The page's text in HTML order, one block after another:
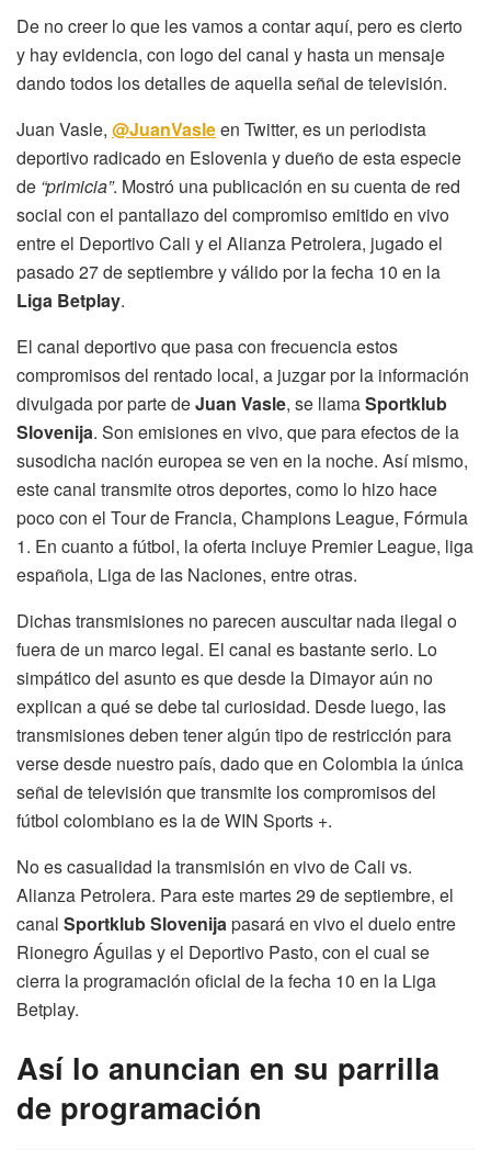
De no creer lo que les vamos a contar aquí, pero es cierto
y hay evidencia, con logo del canal y hasta un mensaje
dando todos los detalles de aquella señal de televisión.
Juan Vasle, @JuanVasleen Twitter, es un periodista
deportivo radicado en Eslovenia y dueño de esta especie
de “primicia”. Mostró una publicación en su cuenta de red
social con el pantallazo del compromiso emitido en vivo
entre el Deportivo Cali y el Alianza Petrolera, jugado el
pasado 27 de septiembre y válido por la fecha 10 en la
Liga Betplay.
El canal deportivo que pasa con frecuencia estos
compromisos del rentado local, a juzgar por la información
divulgada por parte deJuan Vasle, se llamaSportklub
Slovenija. Son emisiones en vivo, que para efectos de la
susodicha nación europea se ven en la noche. Así mismo,
este canal transmite otros deportes, como lo hizo hace
poco con el Tour de Francia, Champions League, Fórmula
1. En cuanto a fútbol, la oferta incluye Premier League, liga
española, Liga de las Naciones, entre otras.
Dichas transmisiones no parecen auscultar nada ilegal o
fuera de un marco legal. El canal es bastante serio. Lo
simpático del asunto es que desde la Dimayor aún no
explican a qué se debe tal curiosidad. Desde luego, las
transmisiones deben tener algún tipo de restricción para
verse desde nuestro país, dado que en Colombia la única
señal de televisión que transmite los compromisos del
fútbol colombiano es la de WIN Sports +.
No es casualidad la transmisión en vivo de Cali vs.
Alianza Petrolera. Para este martes 29 de septiembre, el
canal Sportklub Slovenijapasará en vivo el duelo entre
Rionegro Águilas y el Deportivo Pasto, con el cual se
cierra la programación oficial de la fecha 10 en la Liga
Betplay.
Así lo anuncian en su parrilla
de programación